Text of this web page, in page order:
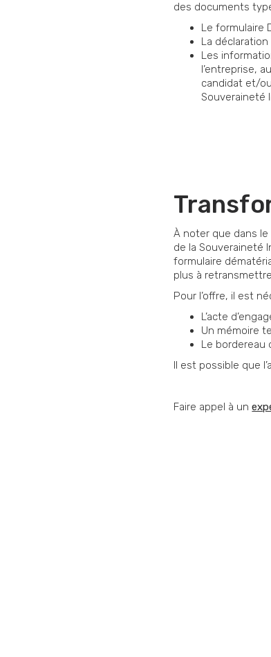
des documents
Le formulaire
La
Les
l’entreprise,
candidat et/
Souveraineté
À noter que dans
de la Souveraineté
formulaire
plus à
Pour l’offre, il est
L’acte
Un mémoire
Le bordereau
Il est possible que
Faire appel à un